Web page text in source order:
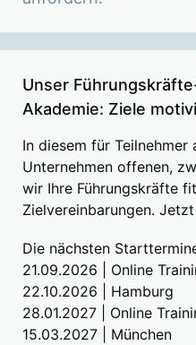
Unser
Akademie: Ziele
In diesem für Teilnehmer
Unternehmen offenen,
wir Ihre Führungskräfte
Zielvereinbarungen. Jetzt
Die nächsten
21.09.2026 | Online
22.10.2026 | Hamburg
28.01.2027 | Online
15.03.2027 | München